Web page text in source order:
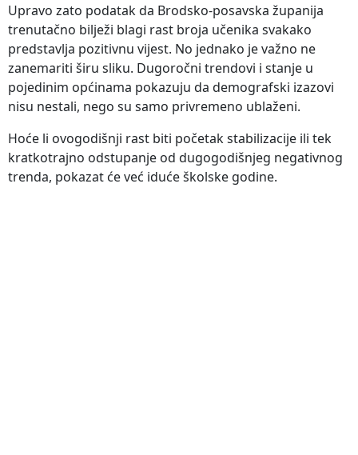
Upravo zato podatak da Brodsko-posavska županija
trenutačno bilježi blagi rast broja učenika svakako
predstavlja pozitivnu vijest. No jednako je važno ne
zanemariti širu sliku. Dugoročni trendovi i stanje u
pojedinim općinama pokazuju da demografski izazovi
nisu nestali, nego su samo privremeno ublaženi.
Hoće li ovogodišnji rast biti početak stabilizacije ili tek
kratkotrajno odstupanje od dugogodišnjeg negativnog
trenda, pokazat će već iduće školske godine.